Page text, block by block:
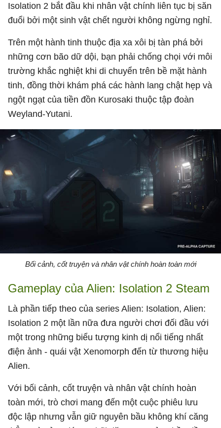
Isolation 2 bắt đầu khi nhân vật chính liên tục bị săn
đuổi bởi một sinh vật chết người không ngừng nghỉ.
Trên một hành tinh thuộc địa xa xôi bị tàn phá bởi
những cơn bão dữ dội, bạn phải chống chọi với môi
trường khắc nghiệt khi di chuyển trên bề mặt hành
tinh, đồng thời khám phá các hành lang chật hẹp và
ngột ngạt của tiền đồn Kurosaki thuộc tập đoàn
Weyland-Yutani.
Bối cảnh, cốt truyện và nhân vật chính hoàn toàn mới
Gameplay của Alien: Isolation 2 Steam
Là phần tiếp theo của series Alien: Isolation, Alien:
Isolation 2 một lần nữa đưa người chơi đối đầu với
một trong những biểu tượng kinh dị nổi tiếng nhất
điện ảnh - quái vật Xenomorph đến từ thương hiệu
Alien.
Với bối cảnh, cốt truyện và nhân vật chính hoàn
toàn mới, trò chơi mang đến một cuộc phiêu lưu
độc lập nhưng vẫn giữ nguyên bầu không khí căng